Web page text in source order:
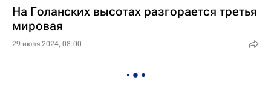
На Голанских высотах разгорается третья
мировая
29 июля 2024, 08:00